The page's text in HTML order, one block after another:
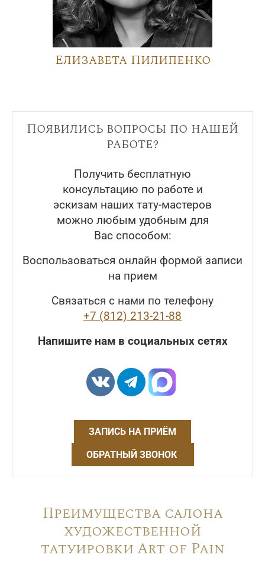
Елизавета Пилипенко
Появились вопросы по нашей
работе?
Получить бесплатную
консультацию по работе и
эскизам наших тату-мастеров
можно любым удобным для
Вас способом:
Воспользоваться онлайн формой записи
на прием
Связаться с нами по телефону
+7 (812) 213-21-88
Напишите нам в социальных сетях
ЗАПИСЬ НА ПРИЁМ
ОБРАТНЫЙ ЗВОНОК
Преимущества салона
художественной
татуировки Art of Pain